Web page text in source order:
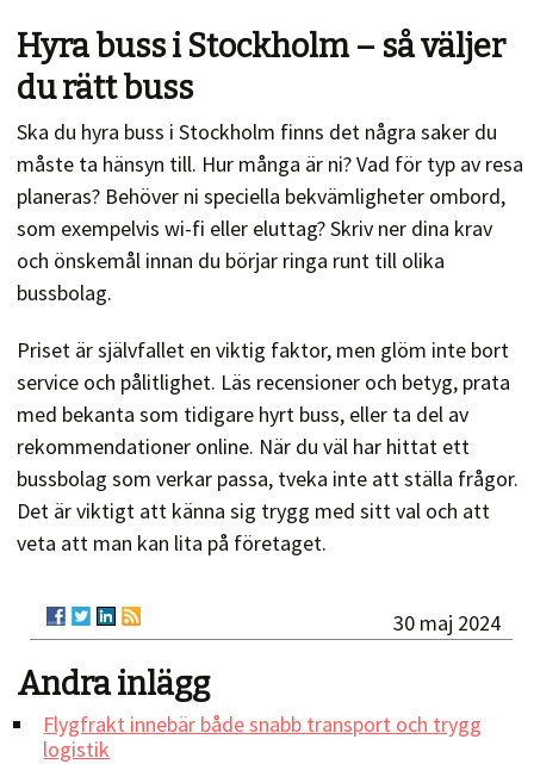
Hyra buss i Stockholm – så väljer
du rätt buss
Ska du hyra buss i Stockholm finns det några saker du
måste ta hänsyn till. Hur många är ni? Vad för typ av resa
planeras? Behöver ni speciella bekvämligheter ombord,
som exempelvis wi-fi eller eluttag? Skriv ner dina krav
och önskemål innan du börjar ringa runt till olika
bussbolag.
Priset är självfallet en viktig faktor, men glöm inte bort
service och pålitlighet. Läs recensioner och betyg, prata
med bekanta som tidigare hyrt buss, eller ta del av
rekommendationer online. När du väl har hittat ett
bussbolag som verkar passa, tveka inte att ställa frågor.
Det är viktigt att känna sig trygg med sitt val och att
veta att man kan lita på företaget.
30 maj 2024
Andra inlägg
Flygfrakt innebär både snabb transport och trygg
logistik